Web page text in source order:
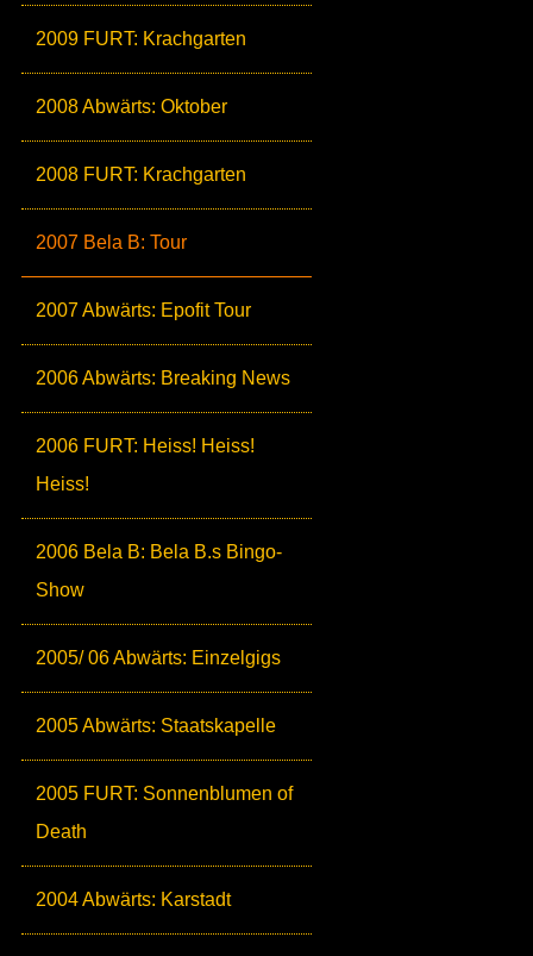
2009 FURT: Krachgarten
2008 Abwärts: Oktober
2008 FURT: Krachgarten
2007 Bela B: Tour
2007 Abwärts: Epofit Tour
2006 Abwärts: Breaking News
2006 FURT: Heiss! Heiss!
Heiss!
2006 Bela B: Bela B.s Bingo-
Show
2005/ 06 Abwärts: Einzelgigs
2005 Abwärts: Staatskapelle
2005 FURT: Sonnenblumen of
Death
2004 Abwärts: Karstadt